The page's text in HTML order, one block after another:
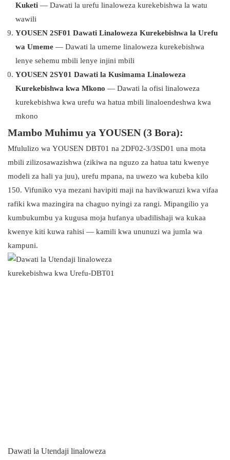
Kuketi — Dawati la urefu linaloweza kurekebishwa la watu
wawili
YOUSEN 2SF01 Dawati Linaloweza Kurekebishwa la Urefu
wa Umeme — Dawati la umeme linaloweza kurekebishwa
lenye sehemu mbili lenye injini mbili
YOUSEN 2SY01 Dawati la Kusimama Linaloweza
Kurekebishwa kwa Mkono — Dawati la ofisi linaloweza
kurekebishwa kwa urefu wa hatua mbili linaloendeshwa kwa
mkono
Mambo Muhimu ya YOUSEN (3 Bora):
Mfululizo wa YOUSEN DBT01 na 2DF02-3/3SD01 una mota
mbili zilizosawazishwa (zikiwa na nguzo za hatua tatu kwenye
modeli za hali ya juu), urefu mpana, na uwezo wa kubeba kilo
150. Vifuniko vya mezani havipiti maji na havikwaruzi kwa vifaa
rafiki kwa mazingira na chaguo nyingi za rangi. Mipangilio ya
kumbukumbu ya kugusa moja hufanya ubadilishaji wa kukaa
kwenye kiti kuwa rahisi — kamili kwa ununuzi wa jumla wa
kampuni.
Dawati la Utendaji linaloweza